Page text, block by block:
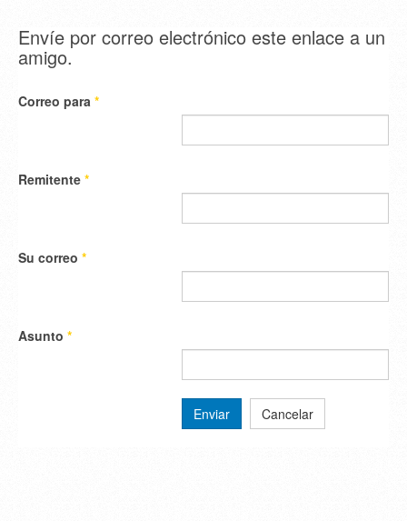
Envíe por correo electrónico este enlace a un
amigo.
Correo para *
Remitente *
Su correo *
Asunto *
Enviar Cancelar